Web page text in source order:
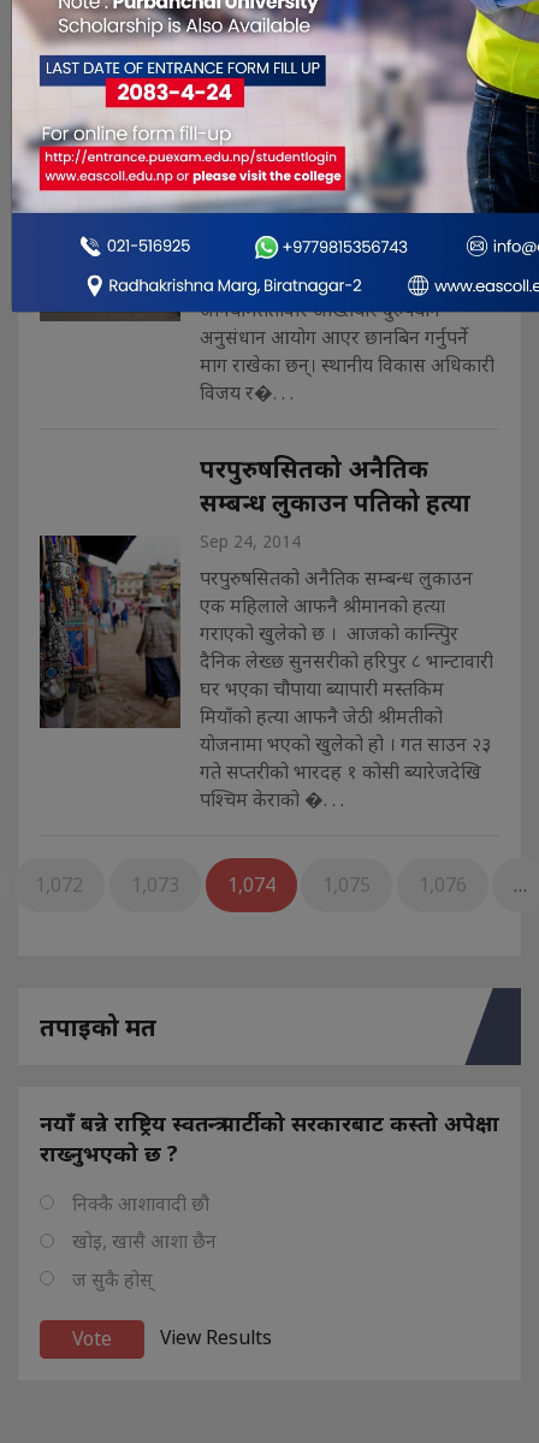
एलडिओको गाडीमुनी सुतेर
पत्रकारको अनसन
Sep 24, 2014
विज्ञापनको भुक्तानीमा लेखा अधिकृत जय
कुमार कटुवालले कमिशन मागेर भुक्तानी
अधिकारीको गाडी मुनी सुतेर अनशन थालेका
छन्। उनले लेखा अधिकृत कटुवालको
अनियमिततावारे अख्तियार दुरुपयोग
अनुसंधान आयोग आएर छानबिन गर्नुपर्ने
माग राखेका छन्। स्थानीय विकास अधिकारी
विजय र�. . .
परपुरुषसितको अनैतिक
सम्बन्ध लुकाउन पतिको हत्या
Sep 24, 2014
परपुरुषसितको अनैतिक सम्बन्ध लुकाउन
एक महिलाले आफनै श्रीमानको हत्या
गराएको खुलेको छ । आजको कान्त्पिुर
दैनिक लेख्छ सुनसरीको हरिपुर ८ भान्टावारी
घर भएका चौपाया ब्यापारी मस्तकिम
मियाँको हत्या आफनै जेठी श्रीमतीको
योजनामा भएको खुलेको हो । गत साउन २३
गते सप्तरीको भारदह १ कोसी ब्यारेजदेखि
पश्चिम केराको �. . .
1,072 1,073 1,074 1,075 1,076 …
तपाइको मत
नयाँ बन्ने राष्ट्रिय स्वतन्त्र पार्टीको सरकारबाट कस्तो अपेक्षा
राख्नुभएको छ ?
निक्कै आशावादी छौ
खोइ, खासै आशा छैन
ज सुकै होस्
View Results